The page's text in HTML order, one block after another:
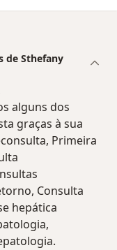
de Sthefany
alguns dos
graças à sua
Primeira
Consulta
hepática